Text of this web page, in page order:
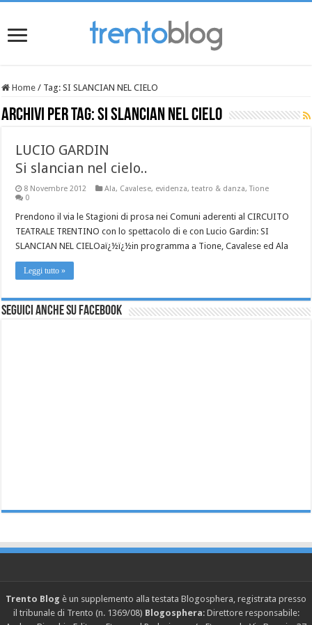
Home / Tag:SI SLANCIAN NEL CIELO
Archivi per tag:SI SLANCIAN NEL CIELO
LUCIO GARDIN
Si slancian nel cielo..
8 Novembre 2012 Ala, Cavalese, evidenza,teatro & danza,Tione
0
Prendono il via le Stagioni di prosa nei Comuni aderenti al CIRCUITO
TEATRALE TRENTINO con lo spettacolo di e con Lucio Gardin: SI
SLANCIAN NEL CIELOaï¿½ï¿½in programma a Tione, Cavalese ed Ala
Leggi tutto »
Seguici anche su Facebook
Trento Blog è un supplemento alla testata Blogosphera, registrata presso
il tribunale di Trento (n. 1369/08) Blogosphera: Direttore responsabile: